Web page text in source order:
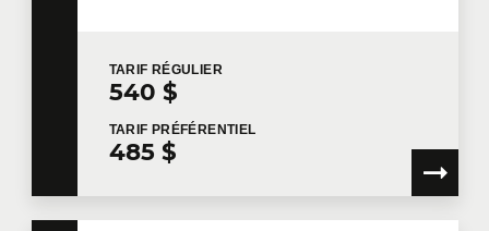
TARIF RÉGULIER
540 $
TARIF PRÉFÉRENTIEL
485 $